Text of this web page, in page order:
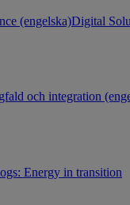
(engelska)Digital
och integration
Energy in transition